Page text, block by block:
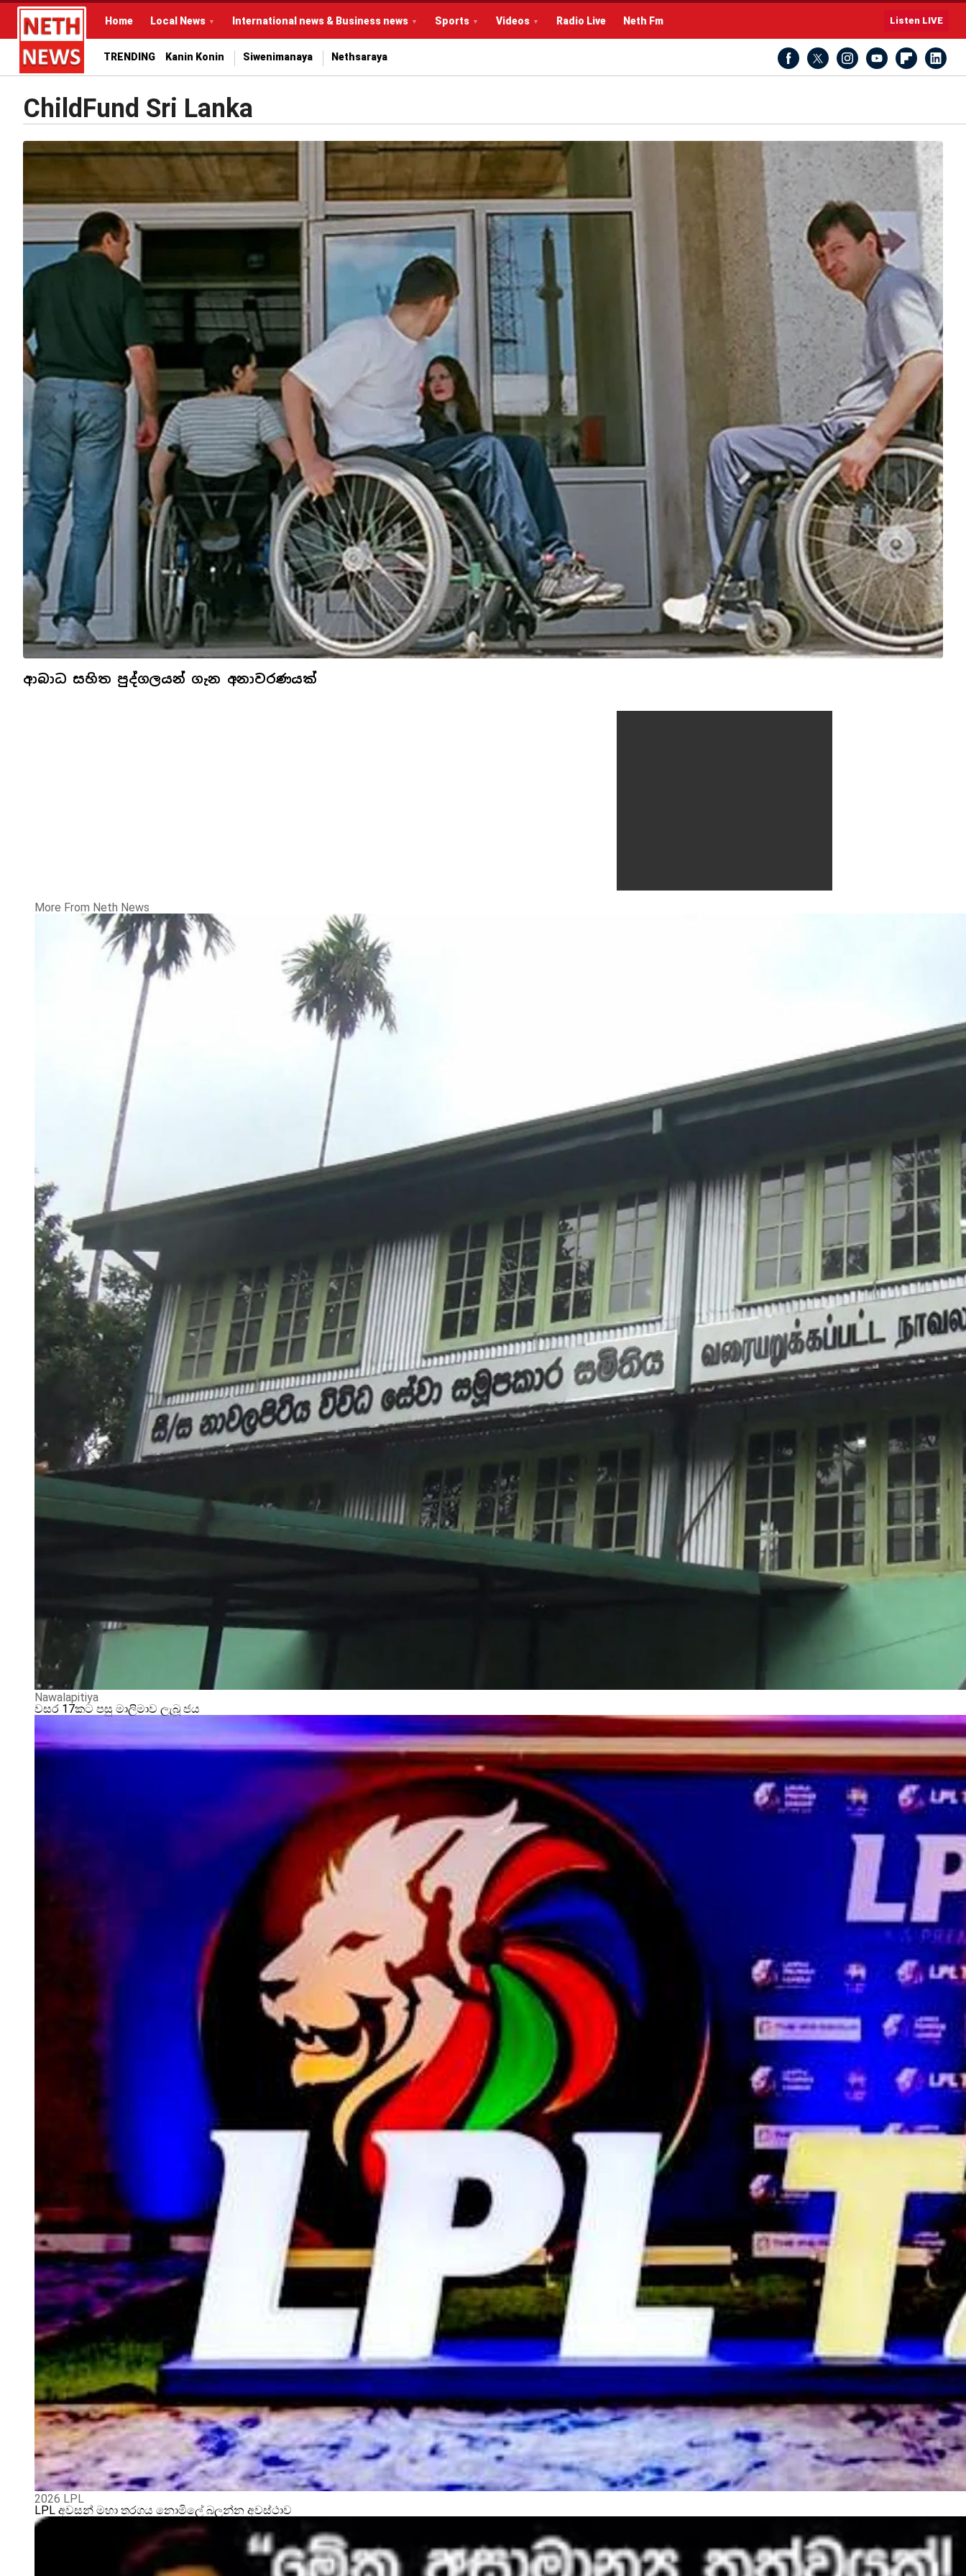
Home Local News International news & Business news Sports Videos Radio Live Neth Fm Listen LIVE
TRENDING Kanin Konin Siwenimanaya Nethsaraya
ChildFund Sri Lanka
ආබාධ සහිත පුද්ගලයන් ගැන අනාවරණයක්
More From Neth News
Nawalapitiya
වසර 17කට පසු මාලිමාව ලැබූ ජය
2026 LPL
LPL අවසන් මහා තරගය නොමිලේ බලන්න අවස්ථාව